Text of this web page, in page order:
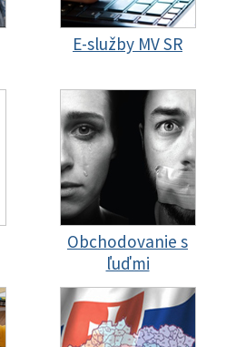
E-služby MV SR
Obchodovanie s
ľuďmi